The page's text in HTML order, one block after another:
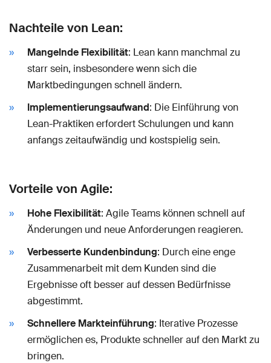
Nachteile von Lean:
Mangelnde Flexibilität: Lean kann manchmal zu
starr sein, insbesondere wenn sich die
Marktbedingungen schnell ändern.
Implementierungsaufwand: Die Einführung von
Lean-Praktiken erfordert Schulungen und kann
anfangs zeitaufwändig und kostspielig sein.
Vorteile von Agile:
Hohe Flexibilität: Agile Teams können schnell auf
Änderungen und neue Anforderungen reagieren.
Verbesserte Kundenbindung: Durch eine enge
Zusammenarbeit mit dem Kunden sind die
Ergebnisse oft besser auf dessen Bedürfnisse
abgestimmt.
Schnellere Markteinführung: Iterative Prozesse
ermöglichen es, Produkte schneller auf den Markt zu
bringen.